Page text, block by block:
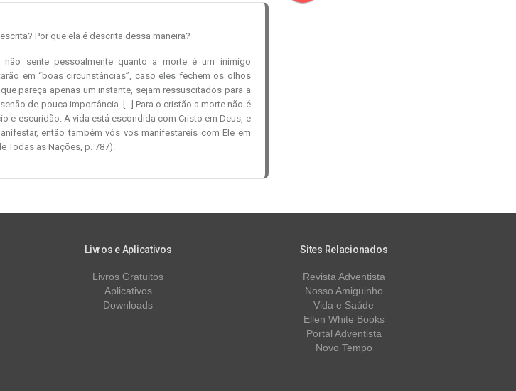
Por que ela é descrita dessa maneira?
sente pessoalmente quanto a morte é um inimigo
em “boas circunstâncias”, caso eles fechem os olhos
pareça apenas um instante, sejam ressuscitados para a
de pouca importância. [...] Para o cristão a morte não é
e escuridão. A vida está escondida com Cristo em Deus, e
então também vós vos manifestareis com Ele em
Todas as Nações, p. 787).
Livros e Aplicativos
Livros Gratuitos
Aplicativos
Downloads
Sites Relacionados
Revista Adventista
Nosso Amiguinho
Vida e Saúde
Ellen White Books
Portal Adventista
Novo Tempo